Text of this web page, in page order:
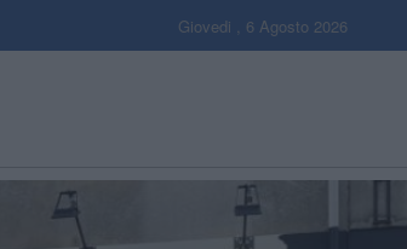
Giovedi , 6 Agosto 2026